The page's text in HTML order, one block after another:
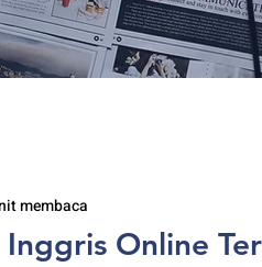
Inggris Online
membaca